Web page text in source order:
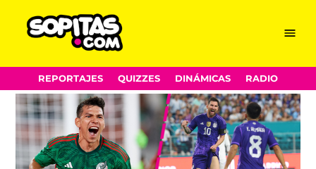
Skip
to
content
Menu
REPORTAJES QUIZZES DINÁMICAS RADIO